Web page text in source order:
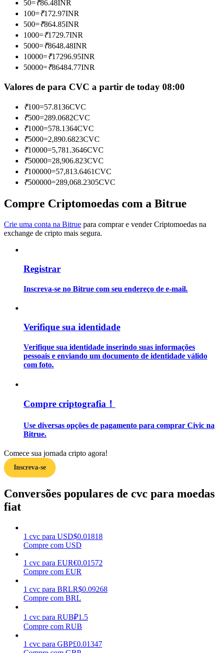
Torne-se um Trader de Cópias
Desfrute da partilha de lucros e comissões de copy trading
Informação
Análise de big data, incluindo informações comerciais, etc.
Guia
Estratégias de negociação
Aprenda como se manter lucrativo
Ganhar
Ganhe recompensas competitivas diariamente
50=₹86.48INR
100=₹172.97INR
500=₹864.85INR
1000=₹1729.7INR
5000=₹8648.48INR
10000=₹17296.95INR
50000=₹86484.77INR
Valores de para CVC a partir de today 08:00
₹100=57.8136CVC
₹500=289.0682CVC
₹1000=578.1364CVC
₹5000=2,890.6823CVC
₹10000=5,781.3646CVC
₹50000=28,906.823CVC
₹100000=57,813.6461CVC
₹500000=289,068.2305CVC
Compre Criptomoedas com a Bitrue
Crie uma conta na Bitrue para comprar e vender Criptomoedas na
exchange de cripto mais segura.
Registrar
Inscreva-se no Bitrue com seu endereço de e-mail.
Verifique sua identidade
Verifique sua identidade inserindo suas informações
pessoais e enviando um documento de identidade válido
com foto.
Compre criptografia！
Use diversas opções de pagamento para comprar Civic na
Bitrue.
Comece sua jornada cripto agora!
Inscreva-se
Conversões populares de cvc para moedas
fiat
1 cvc para USD$0.01818
Compre com USD
1 cvc para EUR€0.01572
Compre com EUR
1 cvc para BRLR$0.09268
Compre com BRL
1 cvc para RUB₽1.5
Compre com RUB
1 cvc para GBP£0.01347